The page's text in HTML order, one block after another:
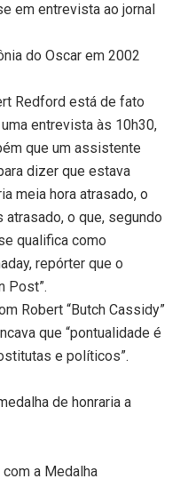
em entrevista ao jornal
do Oscar em 2002
Redford está de fato
entrevista às 10h30,
que um assistente
dizer que estava
meia hora atrasado, o
o que, segundo
qualifica como
repórter que o
Post”.
Robert “Butch Cassidy”
que “pontualidade é
e políticos”.
de honraria a
a Medalha